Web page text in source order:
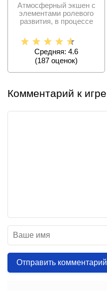
Атмосферный экшен с
элементами ролевого
развития, в процессе
займется
Средняя: 4.6
(187 оценок)
Комментарий к игре
Отправить комментарий